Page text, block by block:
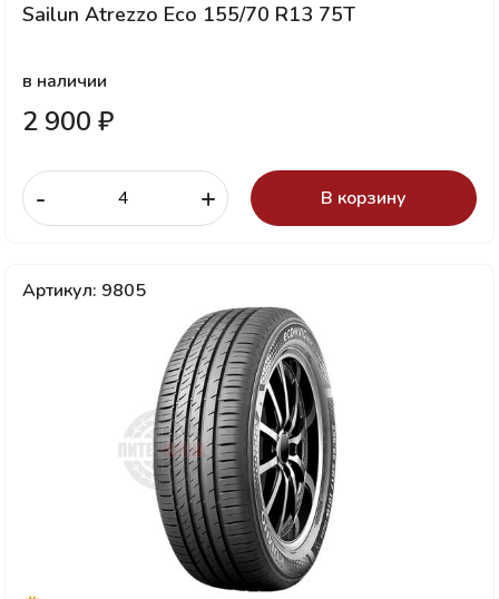
Sailun Atrezzo Eco 155/70 R13 75T
в наличии
2 900 ₽
- + В корзину
Артикул: 9805